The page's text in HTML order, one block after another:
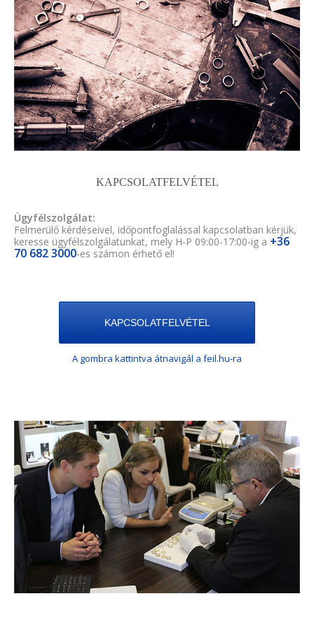
KAPCSOLATFELVÉTEL
Ügyfélszolgálat:
Felmerülő kérdéseivel, időpontfoglalással kapcsolatban kérjük,
keresse ügyfélszolgálatunkat, mely H-P 09:00-17:00-ig a +36
70 682 3000-es számon érhető el!
KAPCSOLATFELVÉTEL
A gombra kattintva átnavigál a feil.hu-ra